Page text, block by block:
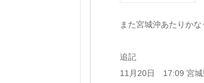
また宮城沖あたりか
追記
11月20日 17:09 宮城